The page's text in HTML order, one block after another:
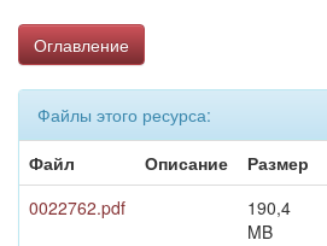
Оглавление
Файлы этого ресурса:
Файл
Описание Размер
0022762.pdf
190,4
MB